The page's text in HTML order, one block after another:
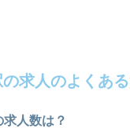
求人のよくあ
人数は？